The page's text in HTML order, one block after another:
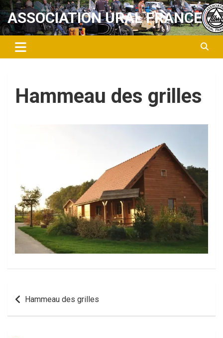
Aller
au
contenu
ASSOCIATION URAL FRANCE
Hammeau des grilles
Navigation
Hammeau des grilles